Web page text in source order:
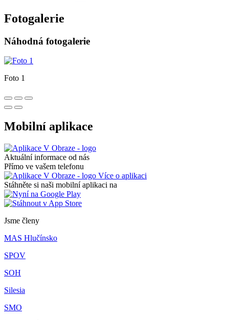
Fotogalerie
Náhodná fotogalerie
Foto 1
Mobilní aplikace
Aktuální informace od nás
Přímo ve vašem telefonu
Více o aplikaci
Stáhněte si naši mobilní aplikaci na
Jsme členy
MAS Hlučínsko
SPOV
SOH
Silesia
SMO